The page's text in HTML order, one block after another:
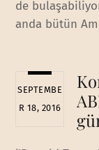
de
anda bütün
SEPTEMBE
R 18, 2016